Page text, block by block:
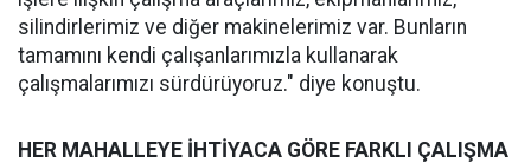
silindirlerimiz ve diğer makinelerimiz var. Bunların
tamamını kendi çalışanlarımızla kullanarak
çalışmalarımızı sürdürüyoruz." diye konuştu.
HER MAHALLEYE İHTİYACA GÖRE FARKLI ÇALIŞMA